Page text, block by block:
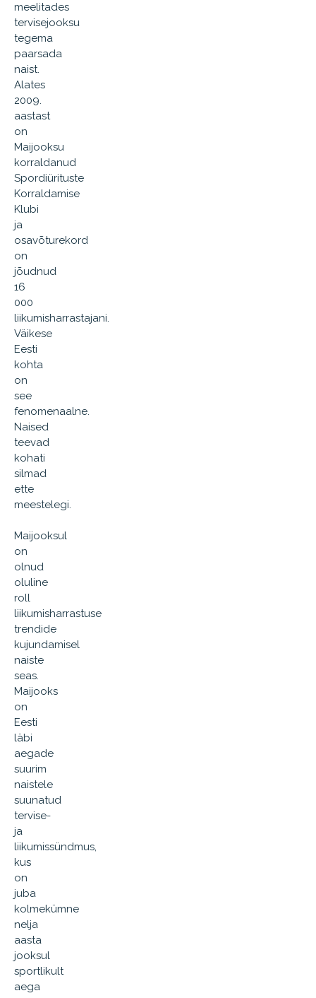
meelitades
tervisejooksu
tegema
paarsada
naist.
Alates
2009.
aastast
on
Maijooksu
korraldanud
Spordiürituste
Korraldamise
Klubi
ja
osavõturekord
on
jõudnud
16
000
liikumisharrastajani.
Väikese
Eesti
kohta
on
see
fenomenaalne.
Naised
teevad
kohati
silmad
ette
meestelegi.
Maijooksul
on
olnud
oluline
roll
liikumisharrastuse
trendide
kujundamisel
naiste
seas.
Maijooks
on
Eesti
läbi
aegade
suurim
naistele
suunatud
tervise-
ja
liikumissündmus,
kus
on
juba
kolmekümne
nelja
aasta
jooksul
sportlikult
aega